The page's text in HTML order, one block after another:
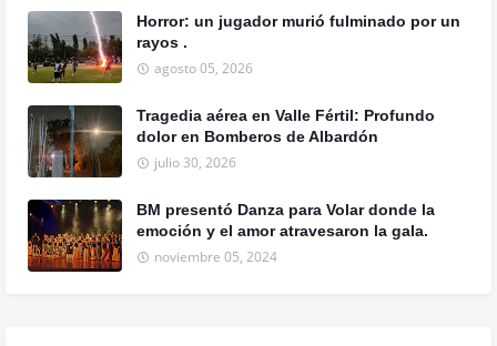
Horror: un jugador murió fulminado por un
rayos .
agosto 05, 2026
Tragedia aérea en Valle Fértil: Profundo
dolor en Bomberos de Albardón
julio 30, 2026
BM presentó Danza para Volar donde la
emoción y el amor atravesaron la gala.
noviembre 05, 2024